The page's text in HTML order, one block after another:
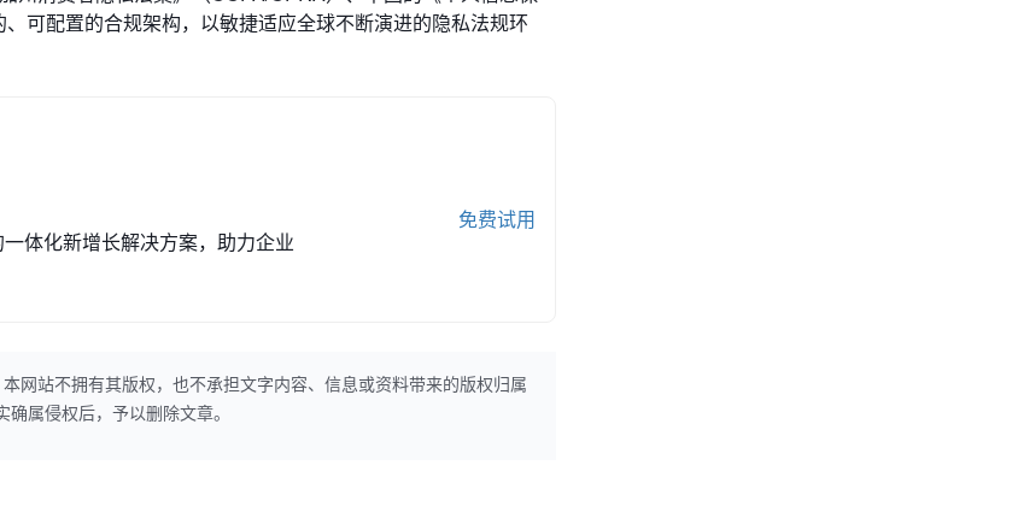
、可配置的合规架构，以敏捷适应全球不断演进的隐私法规环
体化新增长解决方案，助力企业
免费试用
网站不拥有其版权，也不承担文字内容、信息或资料带来的版权归属
属侵权后，予以删除文章。